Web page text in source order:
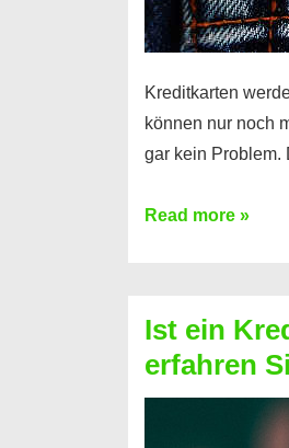
Kreditkarten
können nur noch
gar kein
Kreditkarte
Prepaid
ist
nicht
Read more »
Ist ein
erfahren